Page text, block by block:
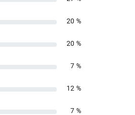
20 %
20 %
7 %
12 %
7 %